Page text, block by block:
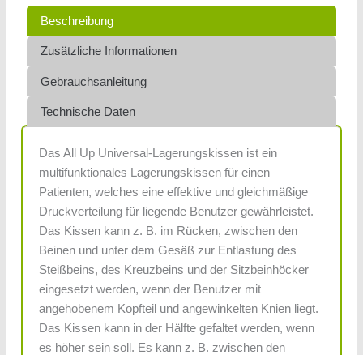
Beschreibung
Zusätzliche Informationen
Gebrauchsanleitung
Technische Daten
Das All Up Universal-Lagerungskissen ist ein
multifunktionales Lagerungskissen für einen
Patienten, welches eine effektive und gleichmäßige
Druckverteilung für liegende Benutzer gewährleistet.
Das Kissen kann z. B. im Rücken, zwischen den
Beinen und unter dem Gesäß zur Entlastung des
Steißbeins, des Kreuzbeins und der Sitzbeinhöcker
eingesetzt werden, wenn der Benutzer mit
angehobenem Kopfteil und angewinkelten Knien liegt.
Das Kissen kann in der Hälfte gefaltet werden, wenn
es höher sein soll. Es kann z. B. zwischen den